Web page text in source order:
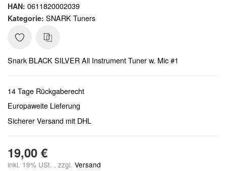
HAN: 0611820002039
Kategorie: SNARK Tuners
Snark BLACK SILVER All Instrument Tuner w. Mic #1
14 Tage Rückgaberecht
Europaweite Lieferung
Sicherer Versand mit DHL
19,00 €
inkl. 19% USt. , zzgl. Versand